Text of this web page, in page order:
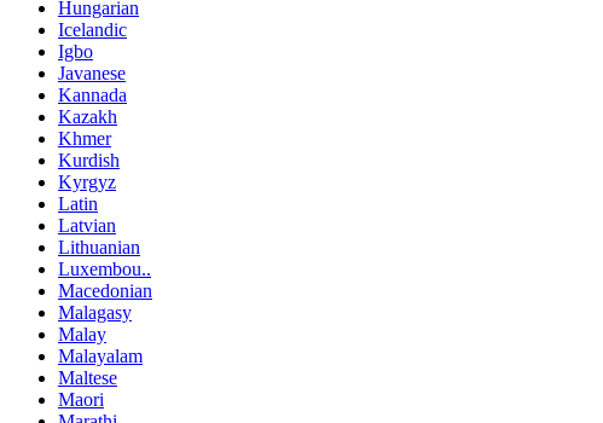
Hungarian
Icelandic
Igbo
Javanese
Kannada
Kazakh
Khmer
Kurdish
Kyrgyz
Latin
Latvian
Lithuanian
Luxembou..
Macedonian
Malagasy
Malay
Malayalam
Maltese
Maori